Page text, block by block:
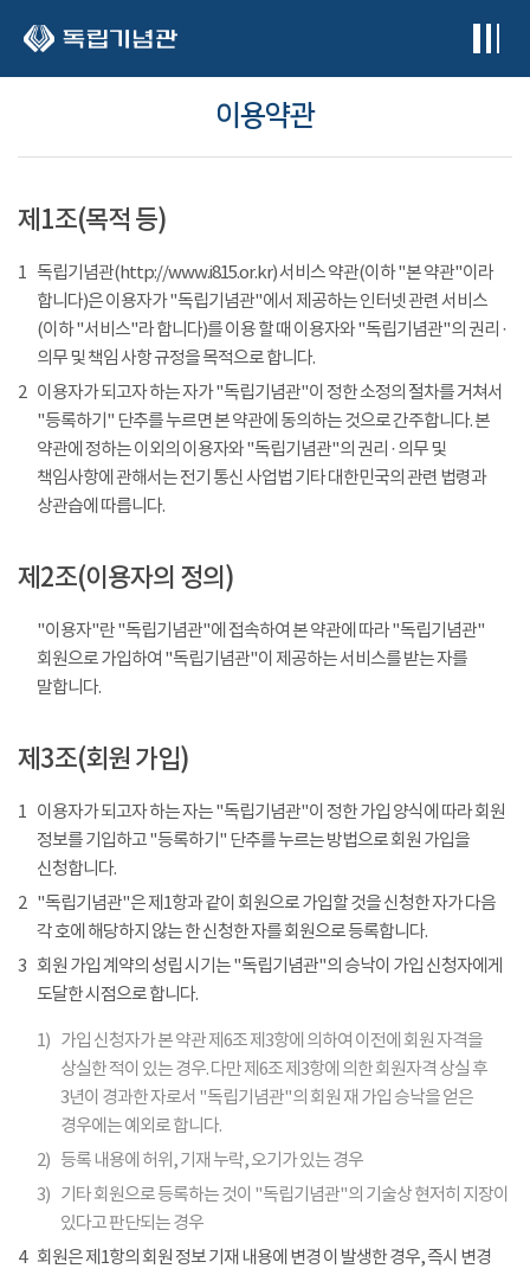
이용약관
제1조(목적 등)
1 독립기념관(http://www.i815.or.kr) 서비스 약관(이하 "본 약관"이라
합니다)은 이용자가 "독립기념관"에서 제공하는 인터넷 관련 서비스
(이하 "서비스"라 합니다)를 이용 할 때 이용자와 "독립기념관"의 권리 ·
의무 및 책임 사항 규정을 목적으로 합니다.
2 이용자가 되고자 하는 자가 "독립기념관"이 정한 소정의 절차를 거쳐서
"등록하기" 단추를 누르면 본 약관에 동의하는 것으로 간주합니다. 본
약관에 정하는 이외의 이용자와 "독립기념관"의 권리 · 의무 및
책임사항에 관해서는 전기 통신 사업법 기타 대한민국의 관련 법령과
상관습에 따릅니다.
제2조(이용자의 정의)
"이용자"란 "독립기념관"에 접속하여 본 약관에 따라 "독립기념관"
회원으로 가입하여 "독립기념관"이 제공하는 서비스를 받는 자를
말합니다.
제3조(회원 가입)
1 이용자가 되고자 하는 자는 "독립기념관"이 정한 가입 양식에 따라 회원
정보를 기입하고 "등록하기" 단추를 누르는 방법으로 회원 가입을
신청합니다.
2 "독립기념관"은 제1항과 같이 회원으로 가입할 것을 신청한 자가 다음
각 호에 해당하지 않는 한 신청한 자를 회원으로 등록합니다.
3 회원 가입 계약의 성립 시기는 "독립기념관"의 승낙이 가입 신청자에게
도달한 시점으로 합니다.
1) 가입 신청자가 본 약관 제6조 제3항에 의하여 이전에 회원 자격을
상실한 적이 있는 경우. 다만 제6조 제3항에 의한 회원자격 상실 후
3년이 경과한 자로서 "독립기념관"의 회원 재 가입 승낙을 얻은
경우에는 예외로 합니다.
2) 등록 내용에 허위, 기재 누락, 오기가 있는 경우
3) 기타 회원으로 등록하는 것이 "독립기념관"의 기술상 현저히 지장이
있다고 판단되는 경우
4
회원은 제1항의 회원 정보 기재 내용에 변경 이 발생한 경우, 즉시 변경